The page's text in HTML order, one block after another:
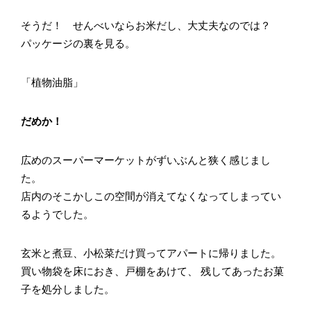
そうだ！ せんべいならお米だし、大丈夫なのでは？
パッケージの裏を見る。
「植物油脂」
だめか！
広めのスーパーマーケットがずいぶんと狭く感じまし
た。
店内のそこかしこの空間が消えてなくなってしまってい
るようでした。
玄米と煮豆、小松菜だけ買ってアパートに帰りました。
買い物袋を床におき、戸棚をあけて、 残してあったお菓
子を処分しました。